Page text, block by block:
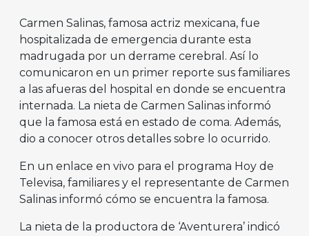
Carmen Salinas, famosa actriz mexicana, fue
hospitalizada de emergencia durante esta
madrugada por un derrame cerebral. Así lo
comunicaron en un primer reporte sus familiares
a las afueras del hospital en donde se encuentra
internada. La nieta de Carmen Salinas informó
que la famosa está en estado de coma. Además,
dio a conocer otros detalles sobre lo ocurrido.
En un enlace en vivo para el programa Hoy de
Televisa, familiares y el representante de Carmen
Salinas informó cómo se encuentra la famosa.
La nieta de la productora de ‘Aventurera’ indicó